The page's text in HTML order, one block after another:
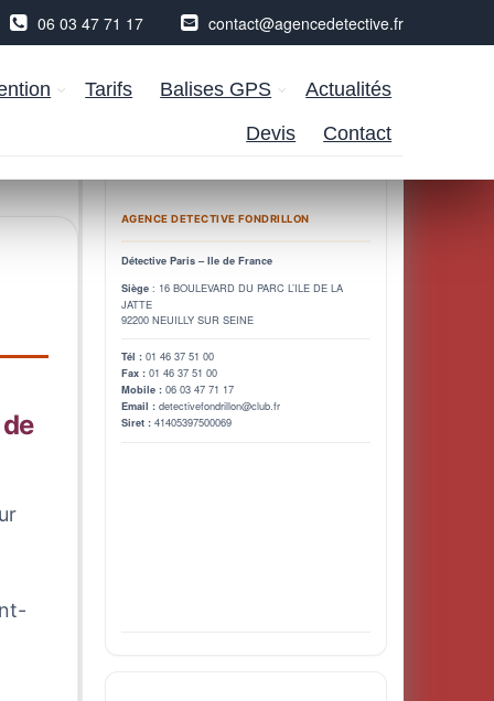
06 03 47 71 17 contact@agencedetective.fr
Tarifs Balises GPS
Actualités
Devis
Contact
AGENCE DETECTIVE FONDRILLON
Détective Paris – Ile de France
Siège: 16 BOULEVARD DU PARC L’ILE DE LA
JATTE
92200 NEUILLY SUR SEINE
Tél :01 46 37 51 00
Fax :01 46 37 51 00
Mobile :06 03 47 71 17
Email :detectivefondrillon@club.fr
Siret :41405397500069